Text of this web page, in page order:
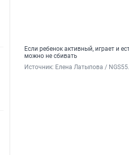
Если ребенок активный, играет и
можно не сбивать
Источник: Елена Латыпова /